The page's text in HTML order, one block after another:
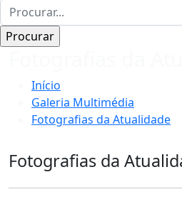
Início
Galeria Multimédia
Fotografias da Atualidade
Fotografias da